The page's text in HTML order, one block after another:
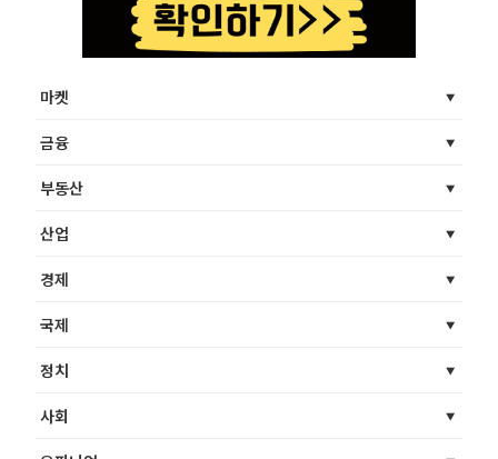
마켓
금융
부동산
산업
경제
국제
정치
사회